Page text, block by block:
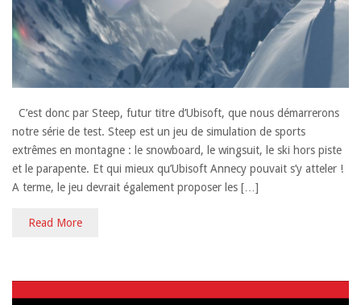
C’est donc par Steep, futur titre d’Ubisoft, que nous démarrerons
notre série de test. Steep est un jeu de simulation de sports
extrêmes en montagne : le snowboard, le wingsuit, le ski hors piste
et le parapente. Et qui mieux qu’Ubisoft Annecy pouvait s’y atteler !
A terme, le jeu devrait également proposer les […]
Read More